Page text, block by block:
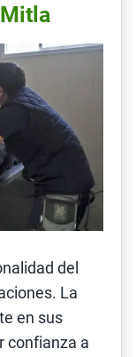
del
La
en sus
confianza a